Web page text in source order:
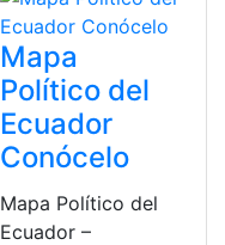
Mapa
Político del
Ecuador
Conócelo
Mapa Político del
Ecuador –